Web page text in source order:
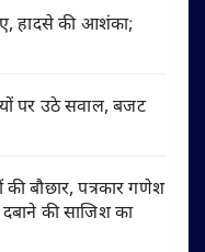
हादसे की आशंका;
पर उठे सवाल, बजट
बौछार, पत्रकार गणेश
की साजिश का